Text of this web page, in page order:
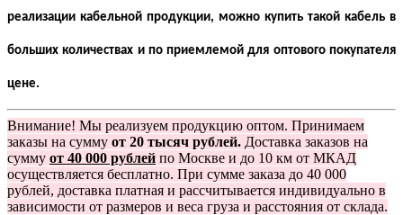
реализации кабельной продукции, можно купить такой кабель в
больших количествах и по приемлемой для оптового покупателя
цене.
Внимание! Мы реализуем продукцию оптом. Принимаем
заказы на сумму от 20 тысяч рублей. Доставка заказов на
сумму от 40 000 рублей по Москве и до 10 км от МКАД
осуществляется бесплатно. При сумме заказа до 40 000
рублей, доставка платная и рассчитывается индивидуально в
зависимости от размеров и веса груза и расстояния от склада.